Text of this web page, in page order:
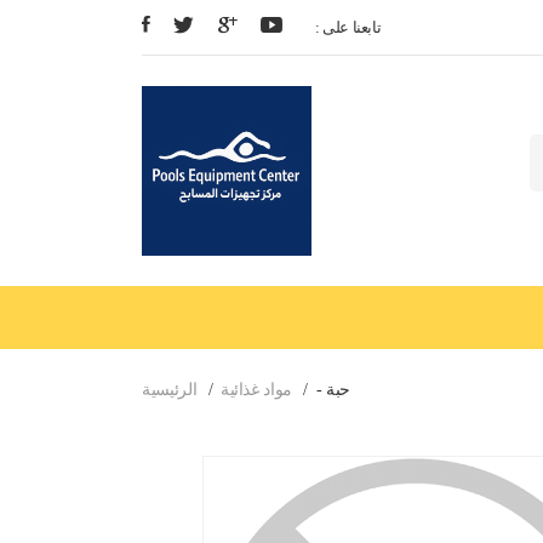
: تابعنا على
الرئيسية مواد غذائية - حبة